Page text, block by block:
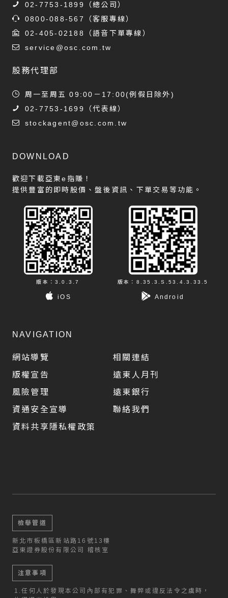
02-7753-1899
（總公司）
0800-088-567
（客服專線）
02-405-02188
（語音下單專線）
service@osc.com.tw
股務代理部
周一至周五 09:00－17:00(例假日除外)
02-7753-1699
（代表線）
stockagent@osc.com.tw
DOWNLOAD
歡迎下載亞東e指賺！
提供豐富的即時股價、盤後資訊、下單交易等功能。
版本：3.0.3.7
iOS
版本：8.35.3.S.53.4.3.33.5
Android
NAVIGATION
網站導覽
版權宣告
風險管理
資通安全宣導
資料共享隱私權政策
相關連結
遠東人月刊
遠東銀行
聯絡我們
檢舉管道
新北市板橋區新站路16號13樓
亞東證券股份有限公司 稽核室
注意事項
1.任何人於發現本公司內部有犯罪、舞弊或違反法令之虞時，